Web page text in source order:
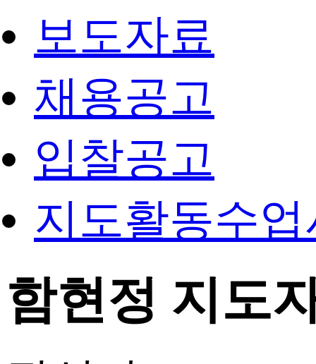
보도자료
채용공고
입찰공고
지도활동수
함현정 지도